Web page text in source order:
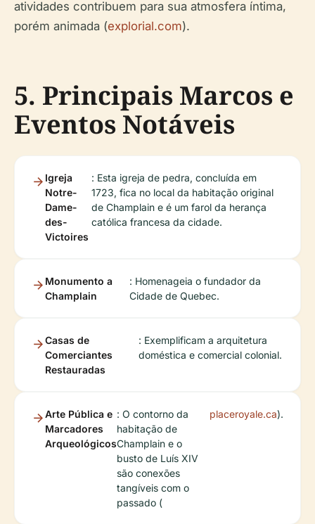
atividades contribuem para sua atmosfera íntima,
porém animada (explorial.com).
5. Principais Marcos e
Eventos Notáveis
Igreja
Notre-
Dame-
des-
Victoires
: Esta igreja de pedra, concluída em
1723, fica no local da habitação original
de Champlain e é um farol da herança
católica francesa da cidade.
Monumento a
Champlain
: Homenageia o fundador da
Cidade de Quebec.
Casas de
Comerciantes
Restauradas
: Exemplificam a arquitetura
doméstica e comercial colonial.
Arte Pública e
Marcadores
Arqueológicos
: O contorno da
habitação de
Champlain e o
busto de Luís XIV
são conexões
tangíveis com o
passado (
placeroyale.ca).